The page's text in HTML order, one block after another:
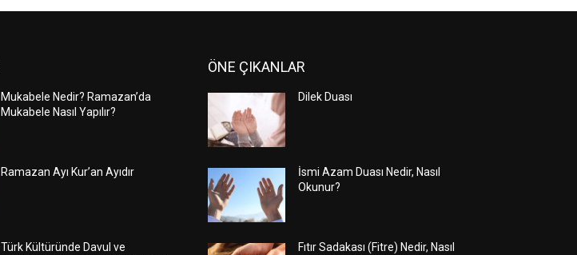
Mukabele Nedir? Ramazan’da
Mukabele Nasıl Yapılır?
Ramazan Ayı Kur’an Ayıdır
Türk Kültüründe Davul ve
ÖNE ÇIKANLAR
Dilek Duası
İsmi Azam Duası Nedir, Nasıl
Okunur?
Fıtır Sadakası (Fitre) Nedir, Nasıl